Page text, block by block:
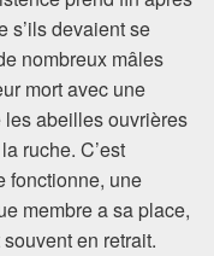
s’ils devaient se
nombreux mâles
mort avec une
abeilles ouvrières
ruche. C’est
fonctionne, une
membre a sa place,
en retrait.